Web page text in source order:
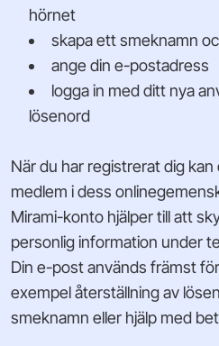
hörnet
skapa ett smeknamn
ange din e-postadress
logga in med ditt nya
lösenord
När du har registrerat dig
medlem i dess
Mirami-konto hjälper till att
personlig information under
Din e-post används främst
exempel återställning av
smeknamn eller hjälp med